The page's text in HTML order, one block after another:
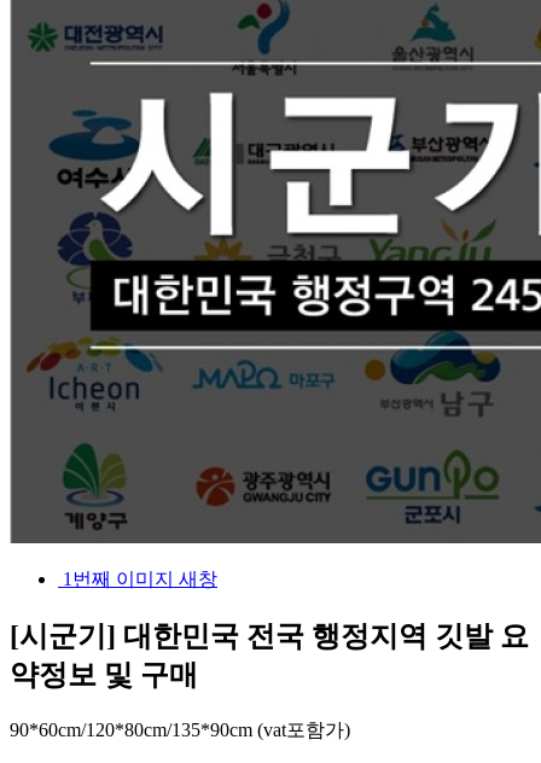
1번째 이미지 새창
[시군기] 대한민국 전국 행정지역 깃발 요
약정보 및 구매
90*60cm/120*80cm/135*90cm (vat포함가)